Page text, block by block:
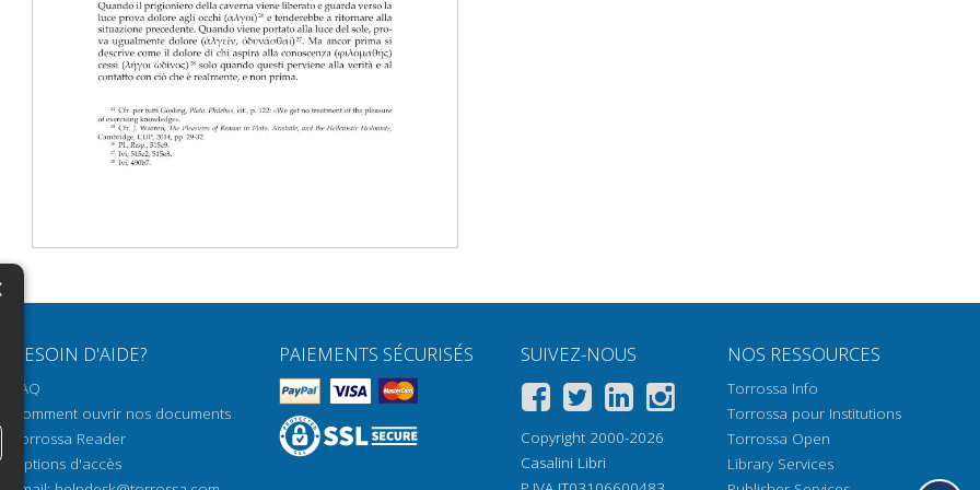
BESOIN D'AIDE?
FAQ
Comment ouvrir nos documents
Torrossa Reader
Options d'accès
PAIEMENTS SÉCURISÉS SUIVEZ-NOUS
Copyright 2000-2026
Casalini Libri
NOS RESSOURCES
Torrossa Info
Torrossa pour Institutions
Torrossa Open
Library Services